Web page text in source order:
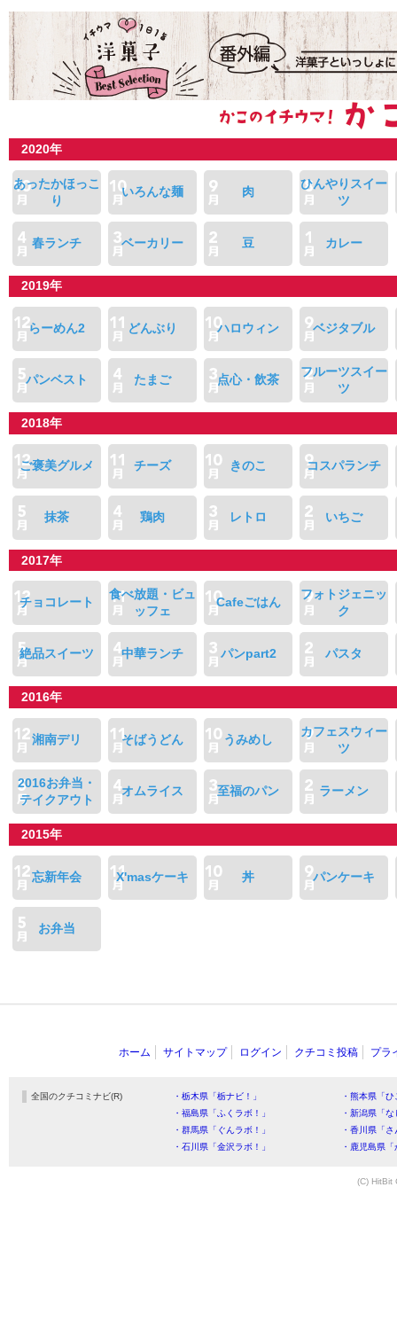
2020年
あったかほっこ
り
いろんな麺 肉
ひんやりスイー
ツ
春ランチ ベーカリー 豆 カレー
2019年
らーめん2 どんぶり ハロウィン ベジタブル
パンベスト たまご 点心・飲茶
フルーツスイー
ツ
2018年
ご褒美グルメ チーズ きのこ コスパランチ
抹茶 鶏肉 レトロ いちご
2017年
チョコレート
食べ放題・ビュ
ッフェ
Cafeごはん
フォトジェニッ
ク
絶品スイーツ 中華ランチ パンpart2 パスタ
2016年
湘南デリ そばうどん うみめし
カフェスウィー
ツ
2016お弁当・
テイクアウト
オムライス 至福のパン ラーメン
2015年
忘新年会 X'masケーキ 丼 パンケーキ
お弁当
ホーム サイトマップ ログイン クチコミ投稿 プラ
全国のクチコミナビ(R) ・栃木県「栃ナビ！」
・熊本県「
・福島県「ふくラボ！」
・新潟県「
・群馬県「ぐんラボ！」
・香川県「
・石川県「金沢ラボ！」
・鹿児島県
(C) HitBit